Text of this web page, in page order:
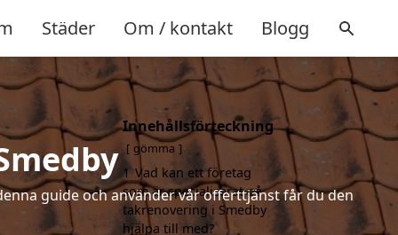
Städer Om / kontakt Blogg
guide och använder vår offerttjänst får du den
Innehållsförteckning
gömma
1 Vad kan ett företag
som är specialiserat på
takrenovering i Smedby
hjälpa till med?